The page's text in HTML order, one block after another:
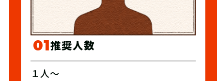
01推奨人数
１人～